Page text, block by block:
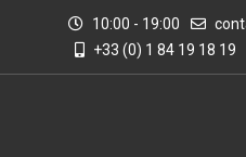
10:00 - 19:00
+33 (0) 1 84 19 18 19